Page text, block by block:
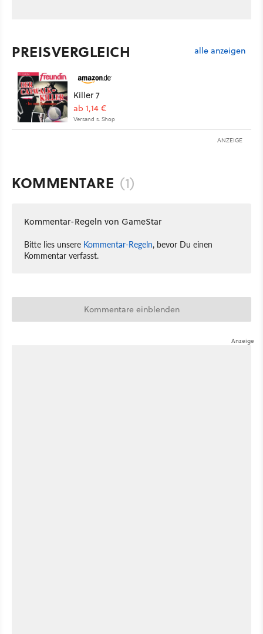
PREISVERGLEICH alle anzeigen
Killer 7
ab 1,14 €
Versand s. Shop
ANZEIGE
KOMMENTARE (1)
Kommentar-Regeln von GameStar
Bitte lies unsere Kommentar-Regeln, bevor Du einen
Kommentar verfasst.
Kommentare einblenden